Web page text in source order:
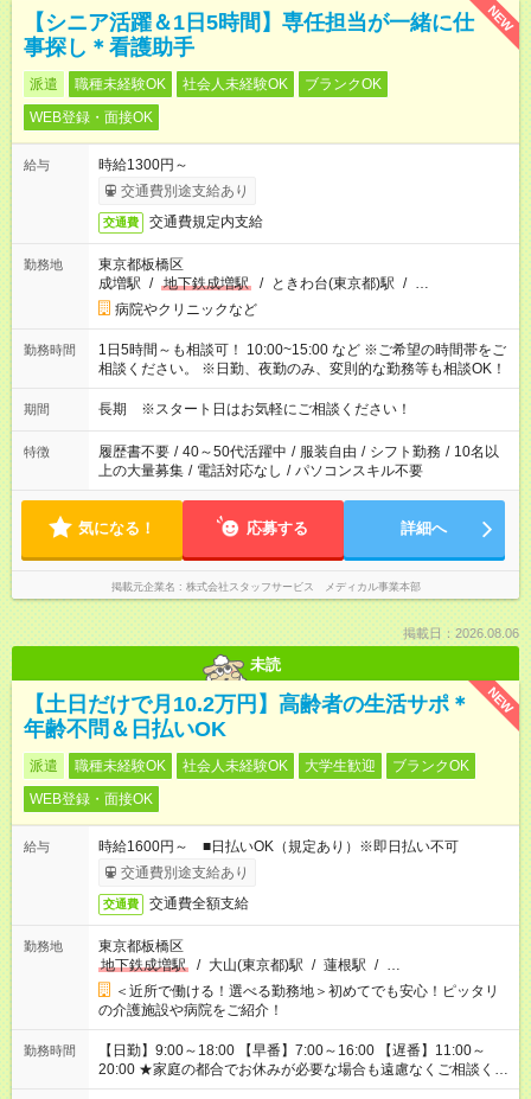
NEW
【シニア活躍＆1日5時間】専任担当が一緒に仕
事探し＊看護助手
派遣 職種未経験OK 社会人未経験OK
ブランクOK
WEB登録・面接OK
給与
時給1300円～
交通費別途支給あり
交通費 交通費規定内支給
勤務地
東京都板橋区
成増駅 / 地下鉄成増駅 / ときわ台(東京都)駅 / …
病院やクリニックなど
勤務時間
1日5時間～も相談可！ 10:00~15:00 など ※ご希望の時間帯をご
相談ください。 ※日勤、夜勤のみ、変則的な勤務等も相談OK！
期間 長期 ※スタート日はお気軽にご相談ください！
特徴 履歴書不要 / 40～50代活躍中 / 服装自由 / シフト勤務 / 10名以
上の大量募集 / 電話対応なし / パソコンスキル不要
気になる！ 応募する 詳細へ
掲載元企業名 株式会社スタッフサービス メディカル事業本部
掲載日：2026.08.06
未読
NEW
【土日だけで月10.2万円】高齢者の生活サポ＊
年齢不問＆日払いOK
派遣 職種未経験OK 社会人未経験OK 大学生歓迎
ブランクOK
WEB登録・面接OK
給与
時給1600円～ ■日払いOK（規定あり）※即日払い不可
交通費別途支給あり
交通費 交通費全額支給
勤務地
東京都板橋区
地下鉄成増駅
/ 大山(東京都)駅 / 蓮根駅 / …
＜近所で働ける！選べる勤務地＞初めてでも安心！ピッタリ
の介護施設や病院をご紹介！
勤務時間
【日勤】9:00～18:00 【早番】7:00～16:00 【遅番】11:00～
20:00 ★家庭の都合でお休みが必要な場合も遠慮なくご相談くだ
さい。